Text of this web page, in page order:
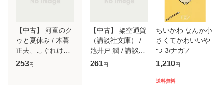
【中古】 河童のク
ゥと夏休み / 木暮
正夫、こぐれけん
じろう / 岩崎書店
253円
【中古】 架空通貨
（講談社文庫） /
池井戸 潤 / 講談社
[文庫]【メール便送
261円
ちいかわ なんか小
さくてかわいいや
つ 3/ナガノ
1,210円
送料無料